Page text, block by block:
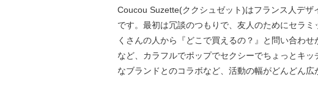
Coucou Suzette(ククシュゼット)はフランス人デ
です。最初は冗談のつもりで、友人のためにセラ
くさんの人から『どこで買えるの？』と問い合わ
など、カラフルでポップでセクシーでちょっとキ
なブランドとのコラボなど、活動の幅がどんどん広